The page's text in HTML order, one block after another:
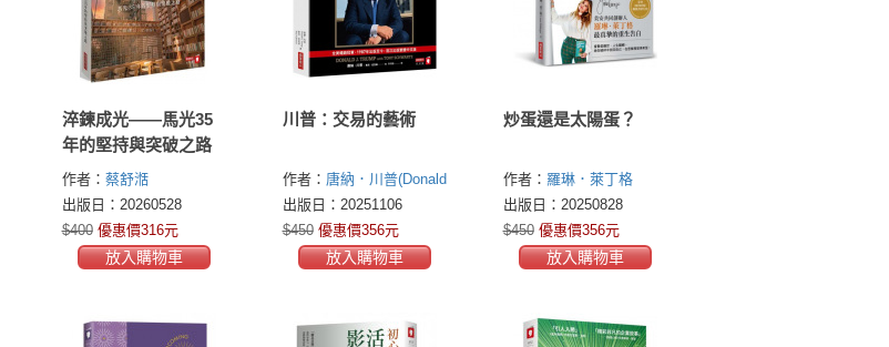
淬鍊成光——馬光35
年的堅持與突破之路
作者： 蔡舒湉
出版日：20260528
$400 優惠價316元
放入購物車
川普：交易的藝術
作者： 唐納．川普(Donald
J. Trump)東尼．史瓦茲
(Tony Schwartz)
出版日：20251106
$450 優惠價356元
放入購物車
炒蛋還是太陽蛋？
作者： 羅琳．萊丁格
(Loren Ridinger)
出版日：20250828
$450 優惠價356元
放入購物車